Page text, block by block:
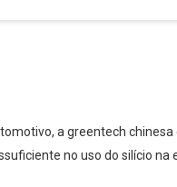
a greentech
no uso do silício